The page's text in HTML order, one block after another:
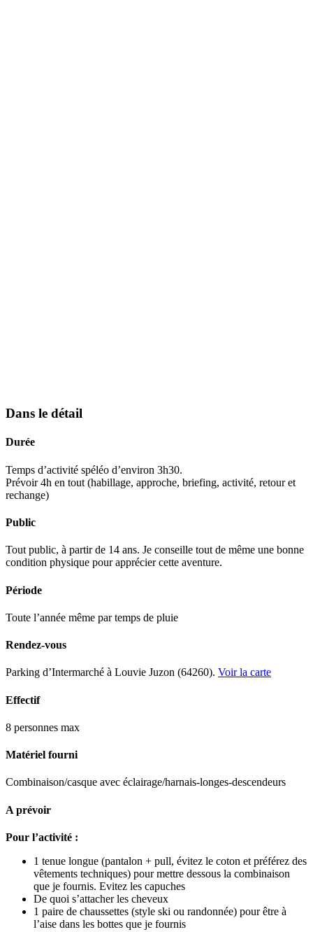
Dans le détail
Durée
Temps d’activité spéléo d’environ 3h30.
Prévoir 4h en tout (habillage, approche, briefing, activité, retour et
rechange)
Public
Tout public, à partir de 14 ans. Je conseille tout de même une bonne
condition physique pour apprécier cette aventure.
Période
Toute l’année même par temps de pluie
Rendez-vous
Parking d’Intermarché à Louvie Juzon (64260). Voir la carte
Effectif
8 personnes max
Matériel fourni
Combinaison/casque avec éclairage/harnais-longes-descendeurs
A prévoir
Pour l’activité :
1 tenue longue (pantalon + pull, évitez le coton et préférez des
vêtements techniques) pour mettre dessous la combinaison
que je fournis. Evitez les capuches
De quoi s’attacher les cheveux
1 paire de chaussettes (style ski ou randonnée) pour être à
l’aise dans les bottes que je fournis